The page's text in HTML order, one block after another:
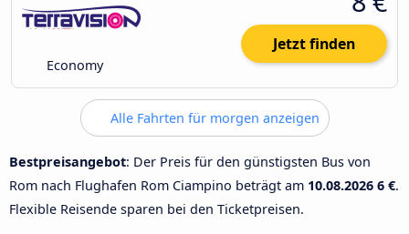
Economy
Jetzt finden
Alle Fahrten für morgen anzeigen
Bestpreisangebot: Der Preis für den günstigsten Bus von
Rom nach Flughafen Rom Ciampino beträgt am 10.08.2026 6 €.
Flexible Reisende sparen bei den Ticketpreisen.